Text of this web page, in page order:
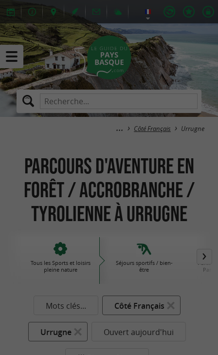
Côté Français Urrugne
Parcours d'aventure en
forêt / Accrobranche /
Tyrolienne à Urrugne
Tous les Sports et loisirs
pleine nature
Séjours sportifs / bien-
être
Parcs
Mots clés... Côté Français
Urrugne Ouvert aujourd'hui